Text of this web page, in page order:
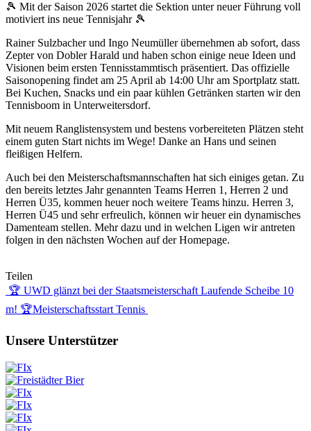
🎾 Mit der Saison 2026 startet die Sektion unter neuer Führung voll
motiviert ins neue Tennisjahr 🎾
Rainer Sulzbacher und Ingo Neumüller übernehmen ab sofort, dass
Zepter von Dobler Harald und haben schon einige neue Ideen und
Visionen beim ersten Tennisstammtisch präsentiert. Das offizielle
Saisonopening findet am 25 April ab 14:00 Uhr am Sportplatz statt.
Bei Kuchen, Snacks und ein paar kühlen Getränken starten wir den
Tennisboom in Unterweitersdorf.
Mit neuem Ranglistensystem und bestens vorbereiteten Plätzen steht
einem guten Start nichts im Wege! Danke an Hans und seinen
fleißigen Helfern.
Auch bei den Meisterschaftsmannschaften hat sich einiges getan. Zu
den bereits letztes Jahr genannten Teams Herren 1, Herren 2 und
Herren Ü35, kommen heuer noch weitere Teams hinzu. Herren 3,
Herren Ü45 und sehr erfreulich, können wir heuer ein dynamisches
Damenteam stellen. Mehr dazu und in welchen Ligen wir antreten
folgen in den nächsten Wochen auf der Homepage.
Teilen
Beitragsnavigation
🏆 UWD glänzt bei der Staatsmeisterschaft Laufende Scheibe 10
m! 🏆Meisterschaftsstart Tennis
Unsere Unterstützer